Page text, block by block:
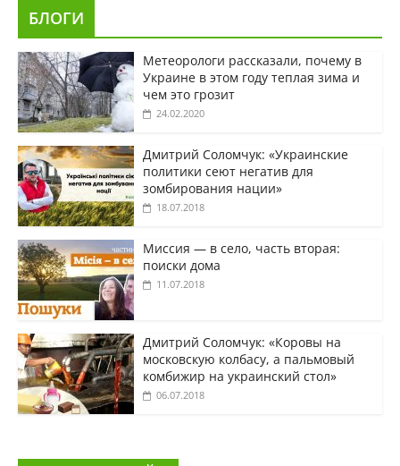
БЛОГИ
Метеорологи рассказали, почему в
Украине в этом году теплая зима и
чем это грозит
24.02.2020
Дмитрий Соломчук: «Украинские
политики сеют негатив для
зомбирования нации»
18.07.2018
Миссия — в село, часть вторая:
поиски дома
11.07.2018
Дмитрий Соломчук: «Коровы на
московскую колбасу, а пальмовый
комбижир на украинский стол»
06.07.2018